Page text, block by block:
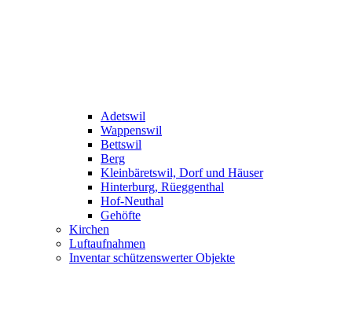
Adetswil
Wappenswil
Bettswil
Berg
Kleinbäretswil, Dorf und Häuser
Hinterburg, Rüeggenthal
Hof-Neuthal
Gehöfte
Kirchen
Luftaufnahmen
Inventar schützenswerter Objekte